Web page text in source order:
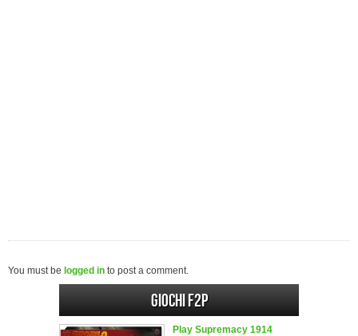
You must be logged in to post a comment.
Giochi F2P
Play Supremacy 1914